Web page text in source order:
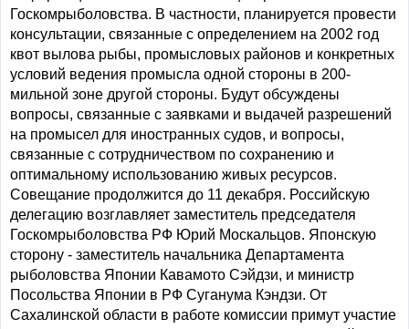
Госкомрыболовства. В частности, планируется провести
консультации, связанные с определением на 2002 год
квот вылова рыбы, промысловых районов и конкретных
условий ведения промысла одной стороны в 200-
мильной зоне другой стороны. Будут обсуждены
вопросы, связанные с заявками и выдачей разрешений
на промысел для иностранных судов, и вопросы,
связанные с сотрудничеством по сохранению и
оптимальному использованию живых ресурсов.
Совещание продолжится до 11 декабря. Российскую
делегацию возглавляет заместитель председателя
Госкомрыболовства РФ Юрий Москальцов. Японскую
сторону - заместитель начальника Департамента
рыболовства Японии Кавамото Сэйдзи, и министр
Посольства Японии в РФ Суганума Кэндзи. От
Сахалинской области в работе комиссии примут участие